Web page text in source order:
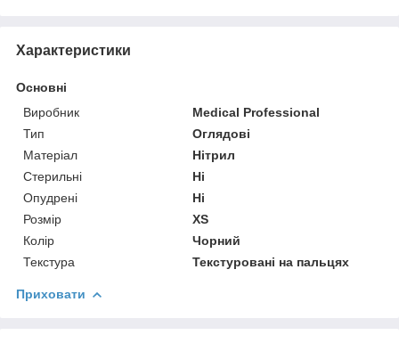
Характеристики
Основні
Виробник
Medical Professional
Тип
Оглядові
Матеріал
Нітрил
Стерильні
Ні
Опудрені
Ні
Розмір
XS
Колір
Чорний
Текстура
Текстуровані на пальцях
Приховати